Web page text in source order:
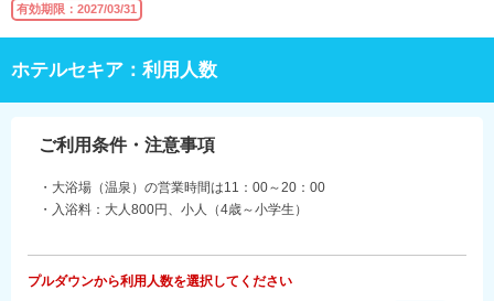
有効期限：2027/03/31
ホテルセキア：利用人数
ご利用条件・注意事項
・大浴場（温泉）の営業時間は11：00～20：00
・入浴料：大人800円、小人（4歳～小学生）
プルダウンから利用人数を選択してください